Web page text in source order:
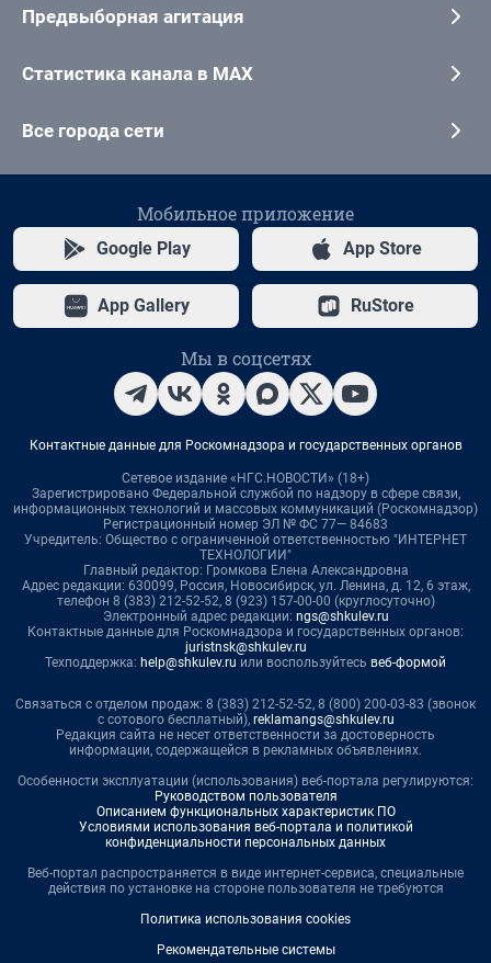
Предвыборная агитация
Статистика канала в MAX
Все города сети
Мобильное приложение
Google Play App Store
App Gallery RuStore
Мы в соцсетях
Контактные данные для Роскомнадзора и государственных органов
Сетевое издание «НГС.НОВОСТИ» (18+)
Зарегистрировано Федеральной службой по надзору в сфере связи,
информационных технологий и массовых коммуникаций (Роскомнадзор)
Регистрационный номер ЭЛ № ФС 77— 84683
Учредитель: Общество с ограниченной ответственностью "ИНТЕРНЕТ
ТЕХНОЛОГИИ"
Главный редактор: Громкова Елена Александровна
Адрес редакции: 630099, Россия, Новосибирск, ул. Ленина, д. 12, 6 этаж,
телефон 8 (383) 212-52-52, 8 (923) 157-00-00 (круглосуточно)
Электронный адрес редакции: ngs@shkulev.ru
Контактные данные для Роскомнадзора и государственных органов:
juristnsk@shkulev.ru
Техподдержка: help@shkulev.ru или воспользуйтесь веб-формой
Связаться с отделом продаж: 8 (383) 212-52-52, 8 (800) 200-03-83 (звонок
с сотового бесплатный), reklamangs@shkulev.ru
Редакция сайта не несет ответственности за достоверность
информации, содержащейся в рекламных объявлениях.
Особенности эксплуатации (использования) веб-портала регулируются:
Руководством пользователя
Описанием функциональных характеристик ПО
Условиями использования веб-портала и политикой
конфиденциальности персональных данных
Веб-портал распространяется в виде интернет-сервиса, специальные
действия по установке на стороне пользователя не требуются
Политика использования cookies
Рекомендательные системы